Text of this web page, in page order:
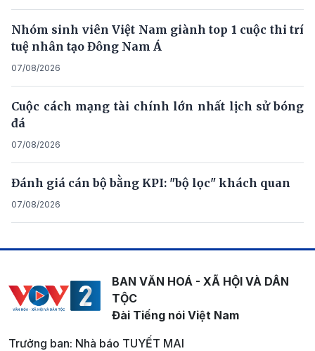
Nhóm sinh viên Việt Nam giành top 1 cuộc thi trí
tuệ nhân tạo Đông Nam Á
07/08/2026
Cuộc cách mạng tài chính lớn nhất lịch sử bóng
đá
07/08/2026
Đánh giá cán bộ bằng KPI: "bộ lọc" khách quan
07/08/2026
BAN VĂN HOÁ - XÃ HỘI VÀ DÂN
TỘC
Đài Tiếng nói Việt Nam
Trưởng ban: Nhà báo TUYẾT MAI